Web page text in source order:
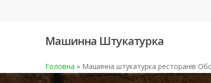
Машинна Штукатурка
Головна » Машинна штукатурка ресторанів